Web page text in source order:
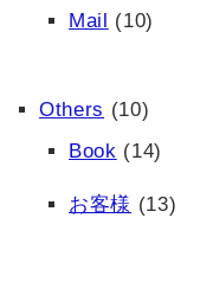
Mail (10)
Others (10)
Book (14)
お客様 (13)